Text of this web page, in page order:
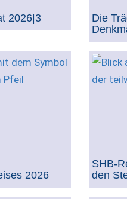
2026|3
Die
2026
SHB-
den